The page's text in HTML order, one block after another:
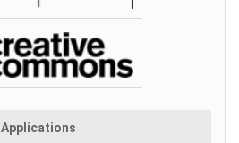
Applications